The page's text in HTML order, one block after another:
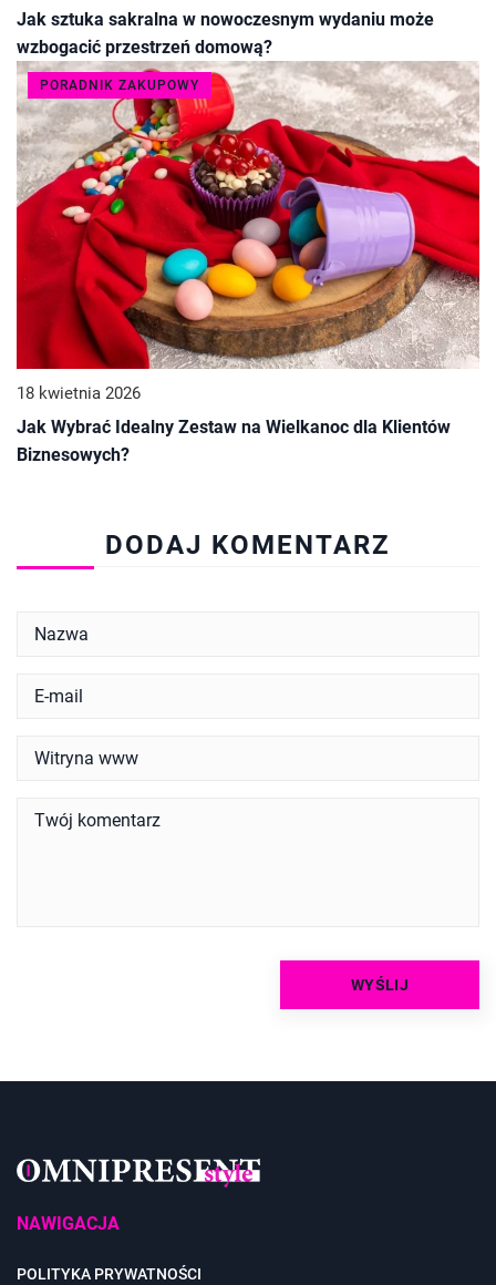
Jak sztuka sakralna w nowoczesnym wydaniu może
wzbogacić przestrzeń domową?
PORADNIK ZAKUPOWY
18 kwietnia 2026
Jak Wybrać Idealny Zestaw na Wielkanoc dla Klientów
Biznesowych?
DODAJ KOMENTARZ
NAWIGACJA
POLITYKA PRYWATNOŚCI